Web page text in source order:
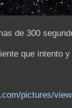
de 300
que intento
pictures/